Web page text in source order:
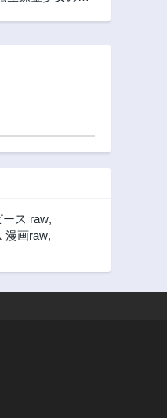
ース raw,
漫画raw,